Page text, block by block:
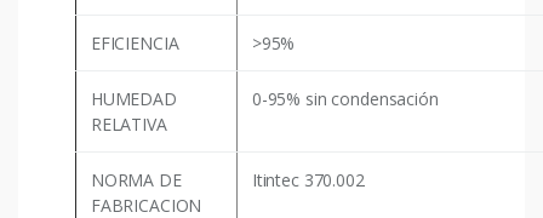
EFICIENCIA >95%
HUMEDAD
RELATIVA
0-95% sin condensación
NORMA DE
FABRICACION
Itintec 370.002